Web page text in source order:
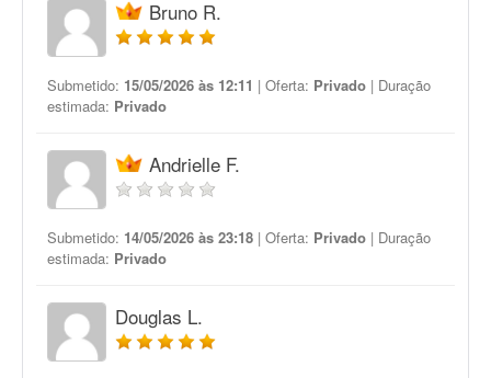
Bruno R.
Submetido: 15/05/2026 às 12:11 | Oferta: Privado | Duração
estimada: Privado
Andrielle F.
Submetido: 14/05/2026 às 23:18 | Oferta: Privado | Duração
estimada: Privado
Douglas L.